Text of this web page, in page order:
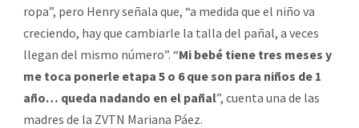
ropa”, pero Henry señala que, “a medida que el niño va
creciendo, hay que cambiarle la talla del pañal, a veces
llegan del mismo número”. “Mi bebé tiene tres meses y
me toca ponerle etapa 5 o 6 que son para niños de 1
año… queda nadando en el pañal”, cuenta una de las
madres de la ZVTN Mariana Páez.